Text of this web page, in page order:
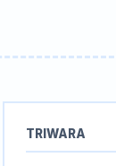
TRIWARA